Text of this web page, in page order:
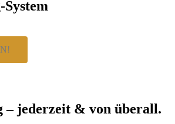
– jederzeit & von überall.